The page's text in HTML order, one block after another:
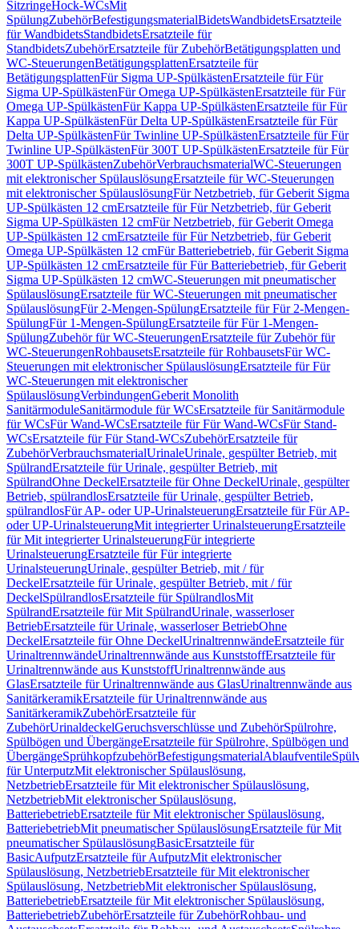
SitzringeHock-WCsMit
SpülungZubehörBefestigungsmaterialBidetsWandbidetsErsatzteile
für WandbidetsStandbidetsErsatzteile für
StandbidetsZubehörErsatzteile für ZubehörBetätigungsplatten und
WC-SteuerungenBetätigungsplattenErsatzteile für
BetätigungsplattenFür Sigma UP-SpülkästenErsatzteile für Für
Sigma UP-SpülkästenFür Omega UP-SpülkästenErsatzteile für Für
Omega UP-SpülkästenFür Kappa UP-SpülkästenErsatzteile für Für
Kappa UP-SpülkästenFür Delta UP-SpülkästenErsatzteile für Für
Delta UP-SpülkästenFür Twinline UP-SpülkästenErsatzteile für Für
Twinline UP-SpülkästenFür 300T UP-SpülkästenErsatzteile für Für
300T UP-SpülkästenZubehörVerbrauchsmaterialWC-Steuerungen
mit elektronischer SpülauslösungErsatzteile für WC-Steuerungen
mit elektronischer SpülauslösungFür Netzbetrieb, für Geberit Sigma
UP-Spülkästen 12 cmErsatzteile für Für Netzbetrieb, für Geberit
Sigma UP-Spülkästen 12 cmFür Netzbetrieb, für Geberit Omega
UP-Spülkästen 12 cmErsatzteile für Für Netzbetrieb, für Geberit
Omega UP-Spülkästen 12 cmFür Batteriebetrieb, für Geberit Sigma
UP-Spülkästen 12 cmErsatzteile für Für Batteriebetrieb, für Geberit
Sigma UP-Spülkästen 12 cmWC-Steuerungen mit pneumatischer
SpülauslösungErsatzteile für WC-Steuerungen mit pneumatischer
SpülauslösungFür 2-Mengen-SpülungErsatzteile für Für 2-Mengen-
SpülungFür 1-Mengen-SpülungErsatzteile für Für 1-Mengen-
SpülungZubehör für WC-SteuerungenErsatzteile für Zubehör für
WC-SteuerungenRohbausetsErsatzteile für RohbausetsFür WC-
Steuerungen mit elektronischer SpülauslösungErsatzteile für Für
WC-Steuerungen mit elektronischer
SpülauslösungVerbindungenGeberit Monolith
SanitärmoduleSanitärmodule für WCsErsatzteile für Sanitärmodule
für WCsFür Wand-WCsErsatzteile für Für Wand-WCsFür Stand-
WCsErsatzteile für Für Stand-WCsZubehörErsatzteile für
ZubehörVerbrauchsmaterialUrinaleUrinale, gespülter Betrieb, mit
SpülrandErsatzteile für Urinale, gespülter Betrieb, mit
SpülrandOhne DeckelErsatzteile für Ohne DeckelUrinale, gespülter
Betrieb, spülrandlosErsatzteile für Urinale, gespülter Betrieb,
spülrandlosFür AP- oder UP-UrinalsteuerungErsatzteile für Für AP-
oder UP-UrinalsteuerungMit integrierter UrinalsteuerungErsatzteile
für Mit integrierter UrinalsteuerungFür integrierte
UrinalsteuerungErsatzteile für Für integrierte
UrinalsteuerungUrinale, gespülter Betrieb, mit / für
DeckelErsatzteile für Urinale, gespülter Betrieb, mit / für
DeckelSpülrandlosErsatzteile für SpülrandlosMit
SpülrandErsatzteile für Mit SpülrandUrinale, wasserloser
BetriebErsatzteile für Urinale, wasserloser BetriebOhne
DeckelErsatzteile für Ohne DeckelUrinaltrennwändeErsatzteile für
UrinaltrennwändeUrinaltrennwände aus KunststoffErsatzteile für
Urinaltrennwände aus KunststoffUrinaltrennwände aus
GlasErsatzteile für Urinaltrennwände aus GlasUrinaltrennwände aus
SanitärkeramikErsatzteile für Urinaltrennwände aus
SanitärkeramikZubehörErsatzteile für
ZubehörUrinaldeckelGeruchsverschlüsse und ZubehörSpülrohre,
Spülbögen und ÜbergängeErsatzteile für Spülrohre, Spülbögen und
ÜbergängeSprühkopfzubehörBefestigungsmaterialAblaufventile
für UnterputzMit elektronischer Spülauslösung,
NetzbetriebErsatzteile für Mit elektronischer Spülauslösung,
NetzbetriebMit elektronischer Spülauslösung,
BatteriebetriebErsatzteile für Mit elektronischer Spülauslösung,
BatteriebetriebMit pneumatischer SpülauslösungErsatzteile für Mit
pneumatischer SpülauslösungBasicErsatzteile für
BasicAufputzErsatzteile für AufputzMit elektronischer
Spülauslösung, NetzbetriebErsatzteile für Mit elektronischer
Spülauslösung, NetzbetriebMit elektronischer Spülauslösung,
BatteriebetriebErsatzteile für Mit elektronischer Spülauslösung,
BatteriebetriebZubehörErsatzteile für ZubehörRohbau- und